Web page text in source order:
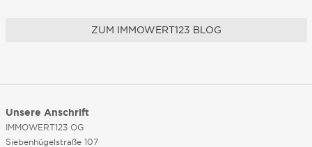
ZUM IMMOWERT123 BLOG
Unsere Anschrift
IMMOWERT123 OG
Siebenhügelstraße 107